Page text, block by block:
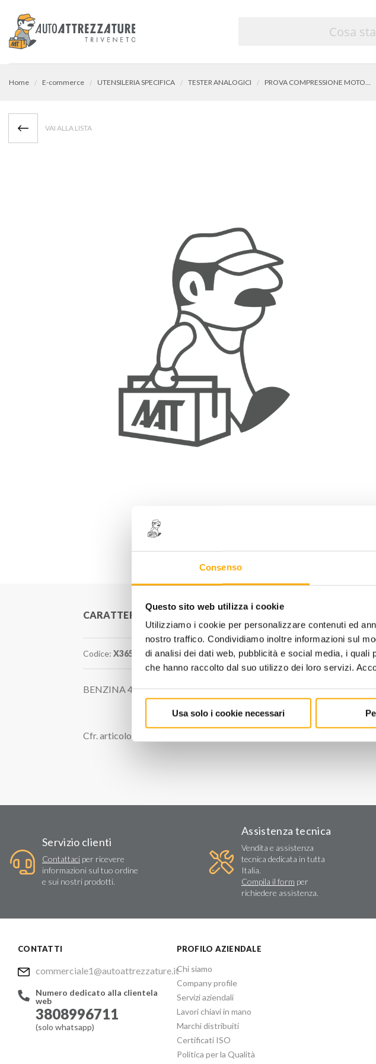
Consenso
Questo sito web utilizza i cookie
Utilizziamo i cookie per personalizzare contenuti ed
nostro traffico. Condividiamo inoltre informazioni sul
di analisi dei dati web, pubblicità e social media, i
che hanno raccolto dal suo utilizzo dei loro servizi.
Usa solo i cookie necessari
Home E-commerce UTENSILERIA SPECIFICA TESTER ANALOGICI
VAI ALLA LISTA
CARATTERISTICHE
Codice: X365
BENZINA 4-17 bar.
Cfr. articolo EVIDENZIATO nella scheda prodotto.
Servizio clienti
Contattaciper ricevere
informazioni sul tuo ordine
e sui nostri prodotti.
Assistenza tecnica
Vendita e assistenza
tecnica dedicata in tutta
Italia.
Compila il form per
richiedere assistenza.
CONTATTI
commerciale1@autoattrezzature.it
Numero dedicato alla clientela
web
3808996711
(solo whatsapp)
PROFILO AZIENDALE
Chi siamo
Company profile
Servizi aziendali
Lavori chiavi in mano
Marchi distribuiti
Certificati ISO
Politica per la Qualità